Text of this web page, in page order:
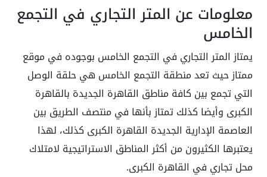
معلومات عن المتر التجاري في التجمع
الخامس
يمتاز المتر التجاري في التجمع الخامس بوجوده في موقع
ممتاز حيث تعد منطقة التجمع الخامس هي حلقة الوصل
التي تجمع بين كافة مناطق القاهرة الجديدة بالقاهرة
الكبرى وأيضا كذلك تمتاز بأنها في منتصف الطريق بين
العاصمة الإدارية الجديدة القاهرة الكبرى كذلك، لهذا
يعتبرها الكثيرون من أكثر المناطق الاستراتيجية لامتلاك
محل تجاري في القاهرة الكبرى.